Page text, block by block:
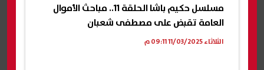
مسلسل حكيم باشا الحلقة 11.. مباحث الأموال
العامة تقبض على مصطفى شعبان
الثلاثاء 11/03/2025 09:11 م